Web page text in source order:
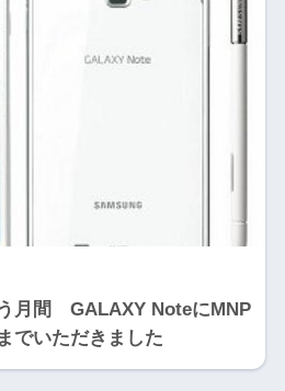
う月間 GALAXY NoteにMNP
でいただきました